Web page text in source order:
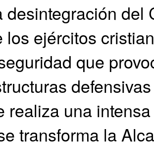
desintegración del
los ejércitos
que
realiza una
transforma la